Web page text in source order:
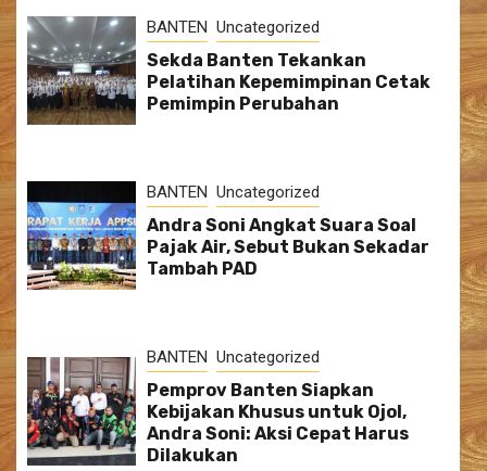
BANTEN Uncategorized
Sekda Banten Tekankan
Pelatihan Kepemimpinan Cetak
Pemimpin Perubahan
BANTEN Uncategorized
Andra Soni Angkat Suara Soal
Pajak Air, Sebut Bukan Sekadar
Tambah PAD
BANTEN Uncategorized
Pemprov Banten Siapkan
Kebijakan Khusus untuk Ojol,
Andra Soni: Aksi Cepat Harus
Dilakukan